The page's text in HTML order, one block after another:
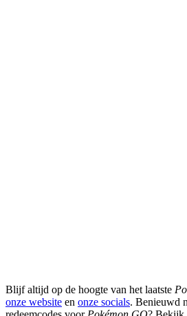
Blijf altijd op de hoogte van het laatste
onze website en onze socials. Benieuwd